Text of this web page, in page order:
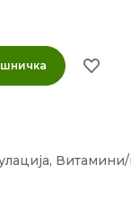
, Витамини/